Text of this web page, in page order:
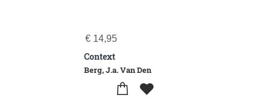
€ 14,95
Context
Berg, J.a. Van Den